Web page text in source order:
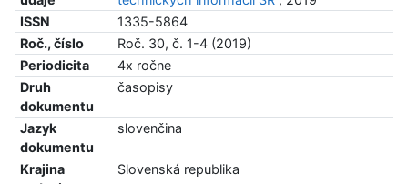
ISSN
1335-5864
Roč., číslo
Roč. 30, č. 1-4 (2019)
Periodicita
4x ročne
Druh
dokumentu
časopisy
Jazyk
dokumentu
slovenčina
Krajina
Slovenská republika